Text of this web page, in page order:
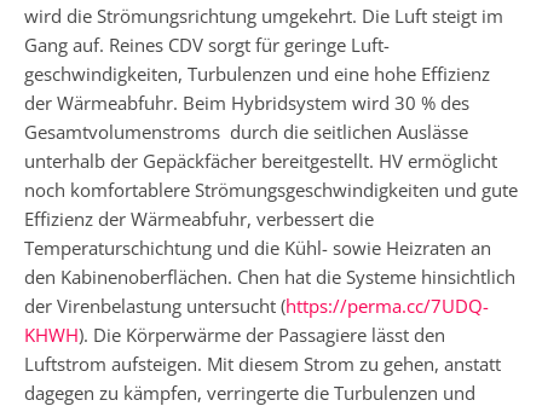
wird die Strömungsrichtung umgekehrt. Die Luft steigt im
Gang auf. Reines CDV sorgt für geringe Luft­
geschwindigkeiten, Turbulenzen und eine hohe Effizienz
der Wärmeabfuhr. Beim Hybridsystem wird 30 % des
Gesamtvolumen­stroms durch die seitlichen Auslässe
unterhalb der Gepäckfächer bereitgestellt. HV ermöglicht
noch komfortablere Strömungsgeschwindigkeiten und gute
Effizienz der Wärmeabfuhr, verbessert die
Temperaturschichtung und die Kühl- sowie Heizraten an
den Kabinenoberflächen. Chen hat die Systeme hinsichtlich
der Virenbelastung untersucht (https://perma.cc/7UDQ-
KHWH). Die Körperwärme der Passagiere lässt den
Luftstrom aufsteigen. Mit diesem Strom zu gehen, anstatt
dagegen zu kämpfen, verringerte die Turbulenzen und